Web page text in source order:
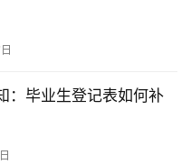
：毕业生登记表如何补